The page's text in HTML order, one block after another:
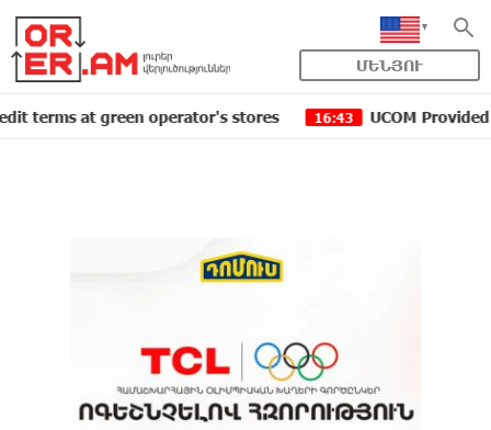
ՄԵՆՅՈՒ
at green operator's stores 16:43 UCOM Provided